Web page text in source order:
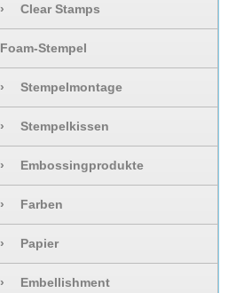
› Clear Stamps
Foam-Stempel
› Stempelmontage
› Stempelkissen
› Embossingprodukte
› Farben
› Papier
› Embellishment